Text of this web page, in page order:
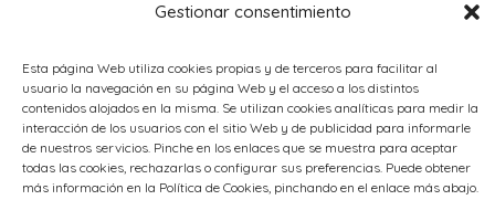
Gestionar consentimiento
Esta página Web utiliza cookies propias y de terceros para facilitar al
usuario la navegación en su página Web y el acceso a los distintos
contenidos alojados en la misma. Se utilizan cookies analíticas para medir la
interacción de los usuarios con el sitio Web y de publicidad para informarle
de nuestros servicios. Pinche en los enlaces que se muestra para aceptar
todas las cookies, rechazarlas o configurar sus preferencias. Puede obtener
más información en la Política de Cookies, pinchando en el enlace más abajo.
Economía e Industria Digital
Energía
Metal
OTROS ENLACES